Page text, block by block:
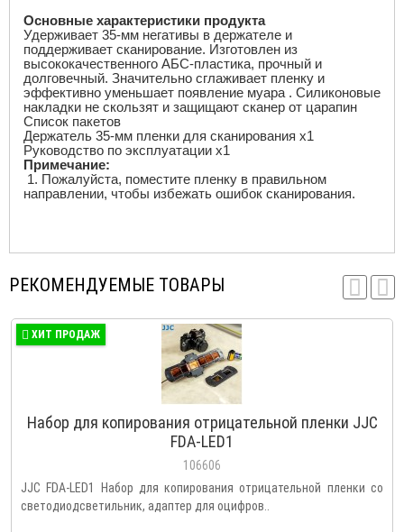
Основные характеристики продукта
Удерживает 35-мм негативы в держателе и
поддерживает сканирование. Изготовлен из
высококачественного АБС-пластика, прочный и
долговечный. Значительно сглаживает пленку и
эффективно уменьшает появление муара . Силиконовые
накладки не скользят и защищают сканер от царапин
Список пакетов
Держатель 35-мм пленки для сканирования x1
Руководство по эксплуатации x1
Примечание:
1. Пожалуйста, поместите пленку в правильном
направлении, чтобы избежать ошибок сканирования.
РЕКОМЕНДУЕМЫЕ ТОВАРЫ
ХИТ ПРОДАЖ
Набор для копирования отрицательной пленки JJC
FDA-LED1
106606
JJC FDA-LED1 Набор для копирования отрицательной пленки со
светодиодсветильник, адаптер для оцифров..